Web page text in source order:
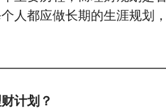
人都应做长期的生涯规划
计划？